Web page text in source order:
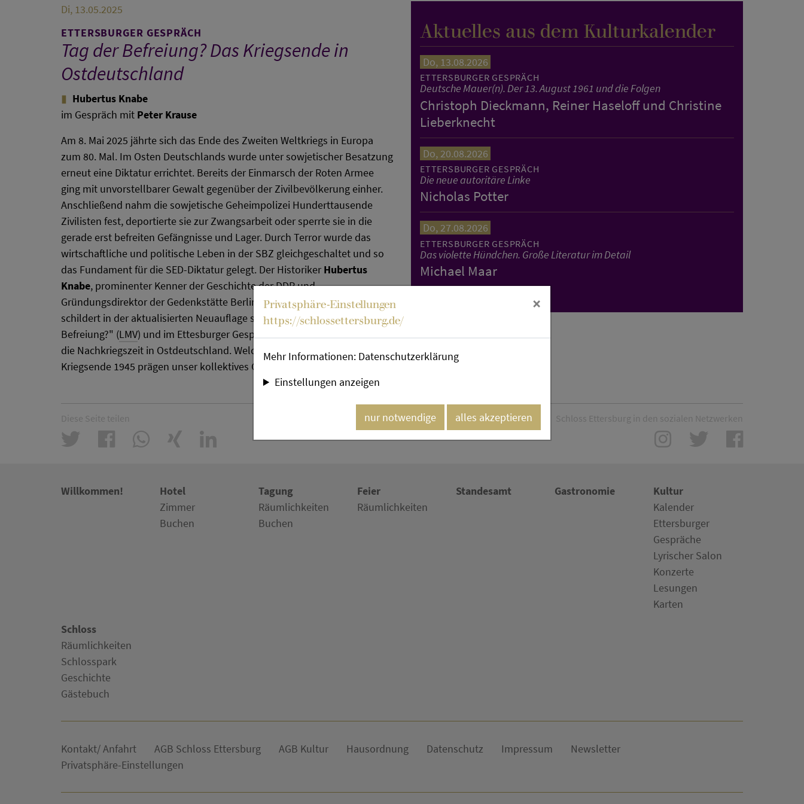
Di, 13.05.2025
ETTERSBURGER GESPRÄCH
Tag der Befreiung? Das Kriegsende in
Ostdeutschland
Hubertus Knabe
im Gespräch mit Peter Krause
Am 8. Mai 2025 jährte sich das Ende des Zweiten Weltkriegs in Europa
zum 80. Mal. Im Osten Deutschlands wurde unter sowjetischer Besatzung
erneut eine Diktatur errichtet. Bereits der Einmarsch der Roten Armee
ging mit unvorstellbarer Gewalt gegenüber der Zivilbevölkerung einher.
Anschließend nahm die sowjetische Geheimpolizei Hunderttausende
Zivilisten fest, deportierte sie zur Zwangsarbeit oder sperrte sie in die
gerade erst befreiten Gefängnisse und Lager. Durch Terror wurde das
wirtschaftliche und politische Leben in der SBZ gleichgeschaltet und so
das Fundament für die SED-Diktatur gelegt. Der Historiker Hubertus
Knabe, prominenter Kenner der Geschichte der DDR und
Gründungsdirektor der Gedenkstätte Berlin-Hohenschönhausen,
schildert in der aktualisierten Neuauflage seines Buches "Tag der
Befreiung?" (LMV) und im Ettesburger Gespräch auf eindringliche Weise
die Nachkriegszeit in Ostdeutschland. Welche Perspektiven auf das
Kriegsende 1945 prägen unser kollektives Gedächtnis heute?
Aktuelles aus dem Kulturkalender
Do, 13.08.2026
ETTERSBURGER GESPRÄCH
Deutsche Mauer(n). Der 13. August 1961 und die Folgen
Christoph Dieckmann, Reiner Haseloff und Christine
Lieberknecht
Do, 20.08.2026
ETTERSBURGER GESPRÄCH
Die neue autoritäre Linke
Nicholas Potter
Do, 27.08.2026
ETTERSBURGER GESPRÄCH
Das violette Hündchen. Große Literatur im Detail
Michael Maar
Diese Seite teilen Schloss Ettersburg in den sozialen Netzwerken
Willkommen!
Hotel
Zimmer
Buchen
Tagung
Räumlichkeiten
Buchen
Feier
Räumlichkeiten
Standesamt Gastronomie
Kultur
Kalender
Ettersburger
Gespräche
Lyrischer Salon
Konzerte
Lesungen
Karten
Schloss
Räumlichkeiten
Schlosspark
Geschichte
Gästebuch
Kontakt/ Anfahrt AGB Schloss Ettersburg AGB Kultur Hausordnung Datenschutz Impressum
Newsletter
Privatsphäre-Einstellungen
Privatsphäre-Einstellungen
https://schlossettersburg.de/
×
Mehr Informationen: Datenschutzerklärung
Einstellungen anzeigen
nur notwendige alles akzeptieren